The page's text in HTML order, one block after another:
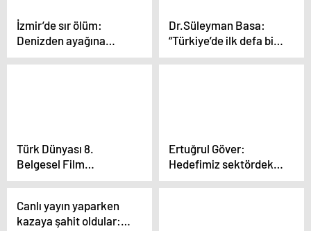
İzmir’de sır ölüm:
Denizden ayağına
bidon bağlı ceset çıktı
Dr.Süleyman Basa:
“Türkiye’de ilk defa bir
haber kooperatifi
Türk Dünyası 8.
Belgesel Film
Festivali’nde ödüller
Ertuğrul Göver:
Hedefimiz sektördeki
liderliği sürdürmek
Canlı yayın yaparken
kazaya şahit oldular: